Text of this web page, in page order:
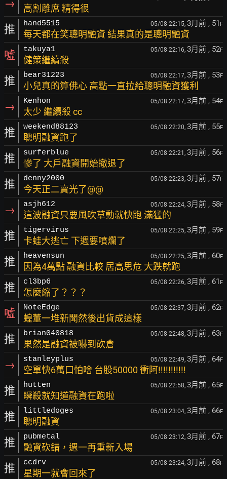
→ 高割離席 精得很
推 hand5515 05/08 22:15, 3月前 , 51 F
每天都在笑聰明融資 結果真的是聰明融資
噓 takuya1 05/08 22:16, 3月前 , 52F
健策繼續殺
推 bear31223 05/08 22:17, 3月前 , 53F
小兒真的算佛心 高點一直拉給聰明融資獲利
→ Kenhon 05/08 22:17, 3月前 , 54F
太少 繼續殺 cc
推 weekend88123 05/08 22:20, 3月前 , 55F
聰明融資跑了
推 surferblue 05/08 22:21, 3月前 , 56F
慘了 大戶融資開始撤退了
推 denny2000 05/08 22:23, 3月前 , 57F
今天正二賣光了@@
→ asjh612 05/08 22:24, 3月前 , 58F
這波融資只要風吹草動就快跑 滿猛的
推 tigervirus 05/08 22:25, 3月前 , 59F
卡蛙大逃亡 下週要噴爛了
推 heavensun 05/08 22:25, 3月前 , 60F
因為4萬點 融資比較 居高思危 大跌就跑
推 cl3bp6 05/08 22:26, 3月前 , 61 F
怎麼縮了？？？
噓 NoteEdge 05/08 22:37, 3月前 , 62F
蝗董一堆新聞然後出貨成這樣
推 brian040818 05/08 22:48, 3月前 , 63F
果然是融資被嚇到砍倉
→ stanleyplus 05/08 22:49, 3月前 , 64F
空單快6萬口怕啥 台股50000 衝阿!!!!!!!!!!!
推 hutten 05/08 22:58, 3月前 , 65F
瞬殺就知道融資在跑啦
推 littledoges 05/08 23:04, 3月前 , 66F
聰明融資
推 pubmetal 05/08 23:12, 3月前 , 67F
融資砍錯，週一再重新入場
推 ccdrv 05/08 23:24, 3月前 , 68F
星期一就會回來了